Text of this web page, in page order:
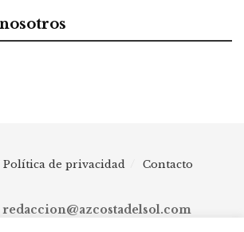
Política de privacidad Contacto
redaccion@azcostadelsol.com